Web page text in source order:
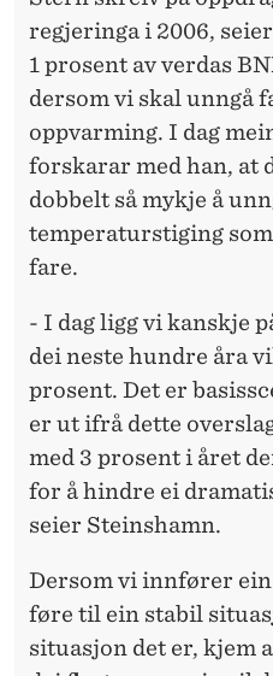
regjeringa i 2006,
1 prosent av verdas
dersom vi skal unngå
oppvarming. I dag
forskarar med han, at
dobbelt så mykje å
temperaturstiging
fare.
- I dag ligg vi kanskje
dei neste hundre åra
prosent. Det er
er ut ifrå dette
med 3 prosent i året
for å hindre ei
seier Steinshamn.
Dersom vi innfører
føre til ein stabil
situasjon det er, kjem